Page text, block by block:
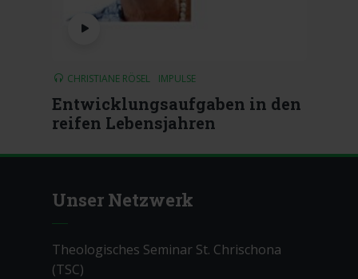
CHRISTIANE RÖSEL IMPULSE
Entwicklungsaufgaben in den
reifen Lebensjahren
Unser Netzwerk
Theologisches Seminar St. Chrischona
(TSC)